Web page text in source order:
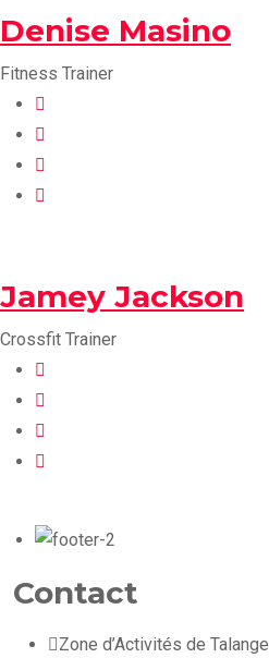
Denise Masino
Fitness Trainer
Jamey Jackson
Crossfit Trainer
Contact
Zone d’Activités de